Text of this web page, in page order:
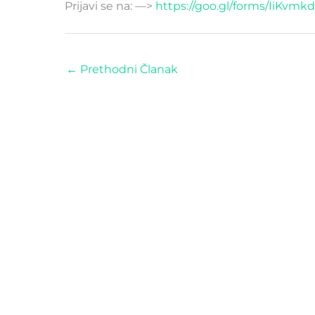
Prijavi se na: —> https://goo.gl/forms/
← Prethodni Članak